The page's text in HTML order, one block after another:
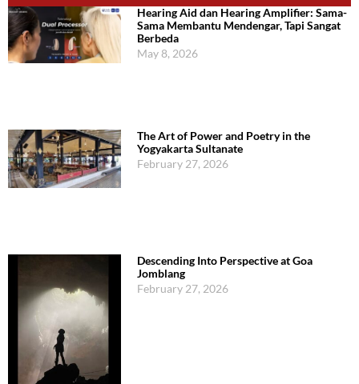
Hearing Aid dan Hearing Amplifier: Sama-
Sama Membantu Mendengar, Tapi Sangat
Berbeda
May 8, 2026
The Art of Power and Poetry in the
Yogyakarta Sultanate
February 27, 2026
Descending Into Perspective at Goa
Jomblang
February 27, 2026